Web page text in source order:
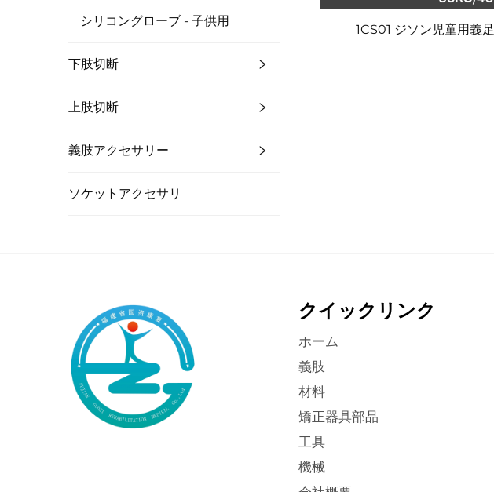
シリコングローブ - 子供用
下肢切断
上肢切断
義肢アクセサリー
ソケットアクセサリ
1CS01 ジソン児童用義足
クイックリンク
ホーム
義肢
材料
矯正器具部品
工具
機械